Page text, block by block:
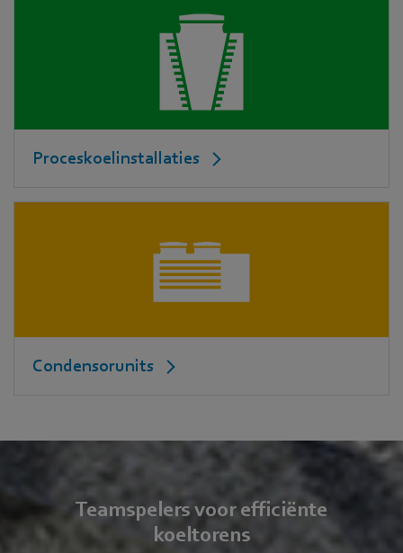
Proceskoelinstallaties
Condensorunits
Teamspelers voor efficiënte
koeltorens